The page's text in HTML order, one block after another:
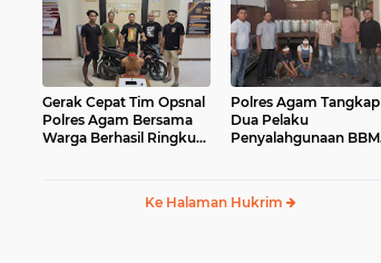
Gerak Cepat Tim Opsnal
Polres Agam Bersama
Warga Berhasil Ringkus
Polres Agam Tangkap
Dua Pelaku
Penyalahgunaan BBM
Ke Halaman Hukrim